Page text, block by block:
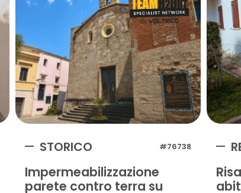
STORICO #76738
Impermeabilizzazione
parete contro terra su